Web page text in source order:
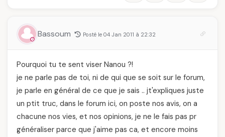
Bassoum Posté le 04 Jan 2011 à 22:32
Pourquoi tu te sent viser Nanou ?!
je ne parle pas de toi, ni de qui que se soit sur le forum,
je parle en général de ce que je sais .. jt'expliques juste
un ptit truc, dans le forum ici, on poste nos avis, on a
chacune nos vies, et nos opinions, je ne le fais pas pr
généraliser parce que j'aime pas ca, et encore moins